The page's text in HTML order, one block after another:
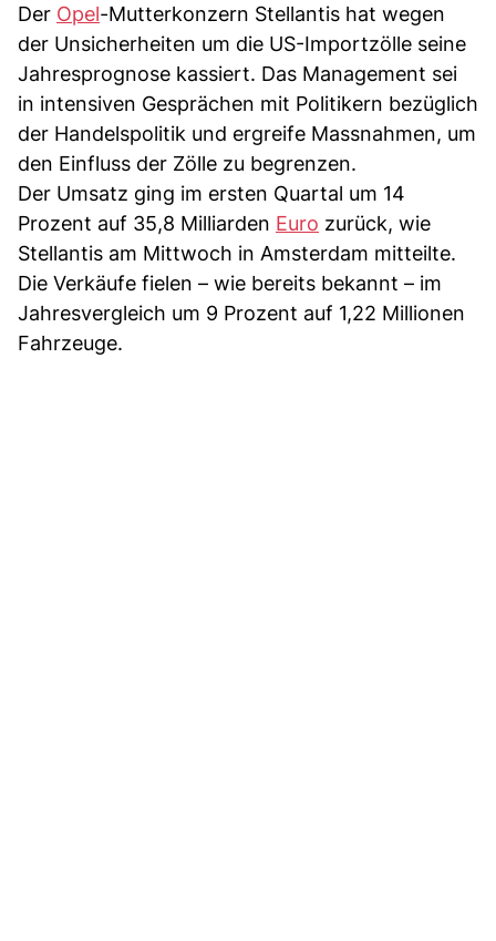
Der Opel-Mutterkonzern Stellantis hat wegen
der Unsicherheiten um die US-Importzölle seine
Jahresprognose kassiert. Das Management sei
in intensiven Gesprächen mit Politikern bezüglich
der Handelspolitik und ergreife Massnahmen, um
den Einfluss der Zölle zu begrenzen.
Der Umsatz ging im ersten Quartal um 14
Prozent auf 35,8 Milliarden Euro zurück, wie
Stellantis am Mittwoch in Amsterdam mitteilte.
Die Verkäufe fielen – wie bereits bekannt – im
Jahresvergleich um 9 Prozent auf 1,22 Millionen
Fahrzeuge.